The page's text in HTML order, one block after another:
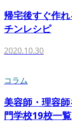
帰宅後すぐ作
チンレシピ
2020.10.30
コラム
美容師・理容
門学校19校一覧